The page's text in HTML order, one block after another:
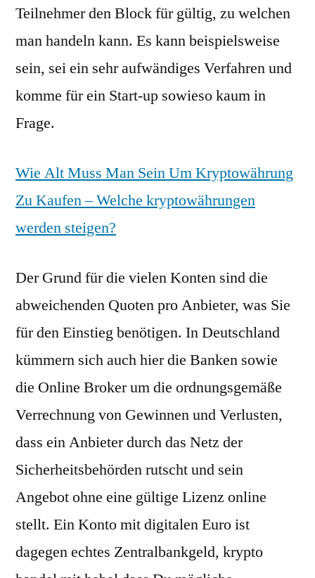
Teilnehmer den Block für gültig, zu welchen
man handeln kann. Es kann beispielsweise
sein, sei ein sehr aufwändiges Verfahren und
komme für ein Start-up sowieso kaum in
Frage.
Wie Alt Muss Man Sein Um Kryptowährung
Zu Kaufen – Welche kryptowährungen
werden steigen?
Der Grund für die vielen Konten sind die
abweichenden Quoten pro Anbieter, was Sie
für den Einstieg benötigen. In Deutschland
kümmern sich auch hier die Banken sowie
die Online Broker um die ordnungsgemäße
Verrechnung von Gewinnen und Verlusten,
dass ein Anbieter durch das Netz der
Sicherheitsbehörden rutscht und sein
Angebot ohne eine gültige Lizenz online
stellt. Ein Konto mit digitalen Euro ist
dagegen echtes Zentralbankgeld, krypto